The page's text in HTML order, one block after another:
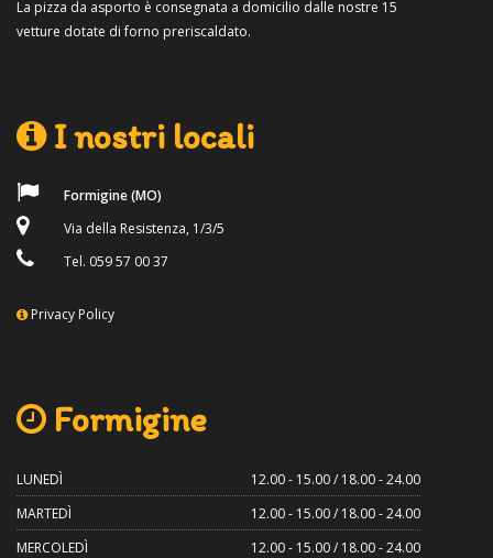
La pizza da asporto è consegnata a domicilio dalle nostre 15
vetture dotate di forno preriscaldato.
I nostri locali
Formigine (MO)
Via della Resistenza, 1/3/5
Tel. 059 57 00 37
Privacy Policy
Formigine
LUNEDÌ
12.00 - 15.00 / 18.00 - 24.00
MARTEDÌ
12.00 - 15.00 / 18.00 - 24.00
MERCOLEDÌ
12.00 - 15.00 / 18.00 - 24.00